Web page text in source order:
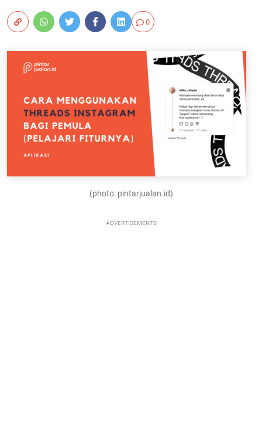
0
(photo: pintarjualan.id)
ADVERTISEMENTS